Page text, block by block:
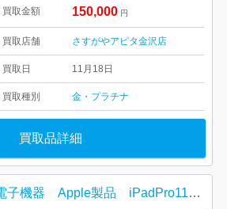
買取金額 150,000 円
買取店舗 さすがやアピタ金沢店
買取日 11月18日
買取種別 金・プラチナ
買取品詳細
電子機器 Apple製品 iPadPro11インチ 128GB Wi-Fiモデル 開封済み 傷なし